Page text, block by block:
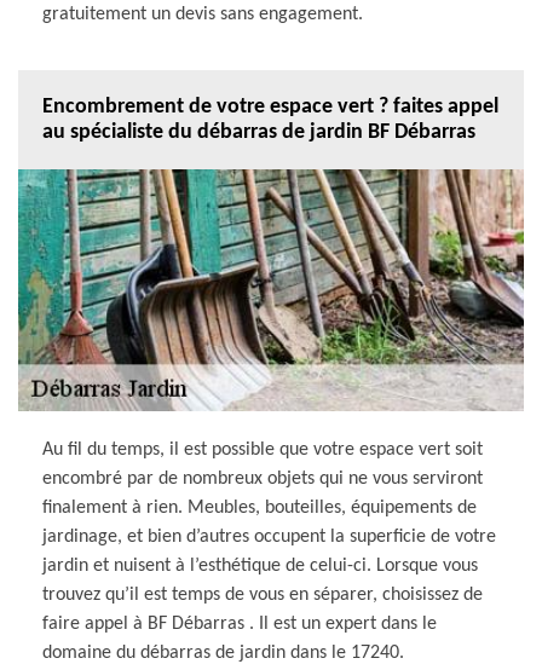
gratuitement un devis sans engagement.
Encombrement de votre espace vert ? faites appel
au spécialiste du débarras de jardin BF Débarras
Au fil du temps, il est possible que votre espace vert soit
encombré par de nombreux objets qui ne vous serviront
finalement à rien. Meubles, bouteilles, équipements de
jardinage, et bien d’autres occupent la superficie de votre
jardin et nuisent à l’esthétique de celui-ci. Lorsque vous
trouvez qu’il est temps de vous en séparer, choisissez de
faire appel à BF Débarras . Il est un expert dans le
domaine du débarras de jardin dans le 17240.